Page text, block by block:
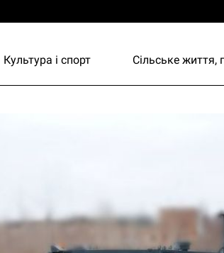
Культура і спорт Сільське життя,